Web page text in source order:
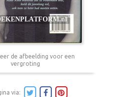
de afbeelding voor een
vergroting
via: